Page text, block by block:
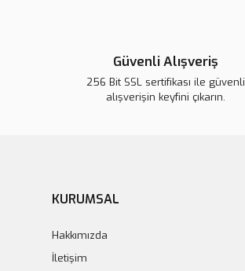
Güvenli Alışveriş
256 Bit SSL sertifikası ile güvenli
alışverişin keyfini çıkarın.
KURUMSAL
Hakkımızda
İletişim